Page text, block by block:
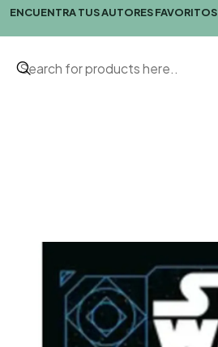
ENCUENTRA TUS AUTORES FAVORITOS